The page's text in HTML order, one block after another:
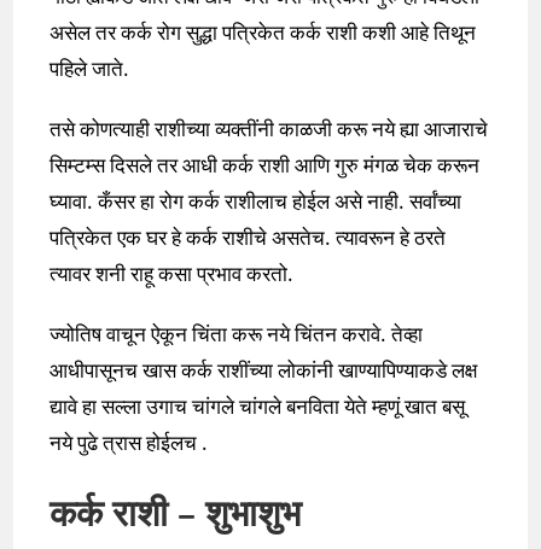
असेल तर कर्क रोग सुद्धा पत्रिकेत कर्क राशी कशी आहे तिथून
पहिले जाते.
तसे कोणत्याही राशीच्या व्यक्तींनी काळजी करू नये ह्या आजाराचे
सिम्टम्स दिसले तर आधी कर्क राशी आणि गुरु मंगळ चेक करून
घ्यावा. कँसर हा रोग कर्क राशीलाच होईल असे नाही. सर्वांच्या
पत्रिकेत एक घर हे कर्क राशीचे असतेच. त्यावरून हे ठरते
त्यावर शनी राहू कसा प्रभाव करतो.
ज्योतिष वाचून ऐकून चिंता करू नये चिंतन करावे. तेव्हा
आधीपासूनच खास कर्क राशींच्या लोकांनी खाण्यापिण्याकडे लक्ष
द्यावे हा सल्ला उगाच चांगले चांगले बनविता येते म्हणूं खात बसू
नये पुढे त्रास होईलच .
कर्क राशी – शुभाशुभ